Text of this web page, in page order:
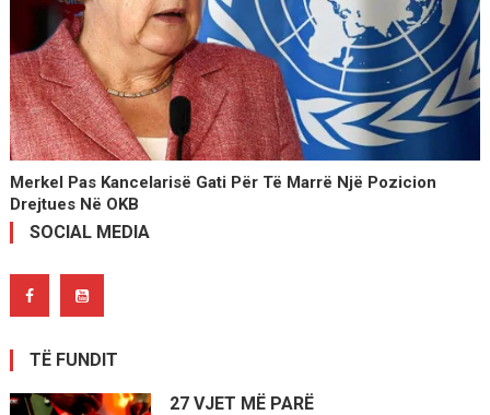
Merkel Pas Kancelarisë Gati Për Të Marrë Një Pozicion
Drejtues Në OKB
SOCIAL MEDIA
TË FUNDIT
27 VJET MË PARË